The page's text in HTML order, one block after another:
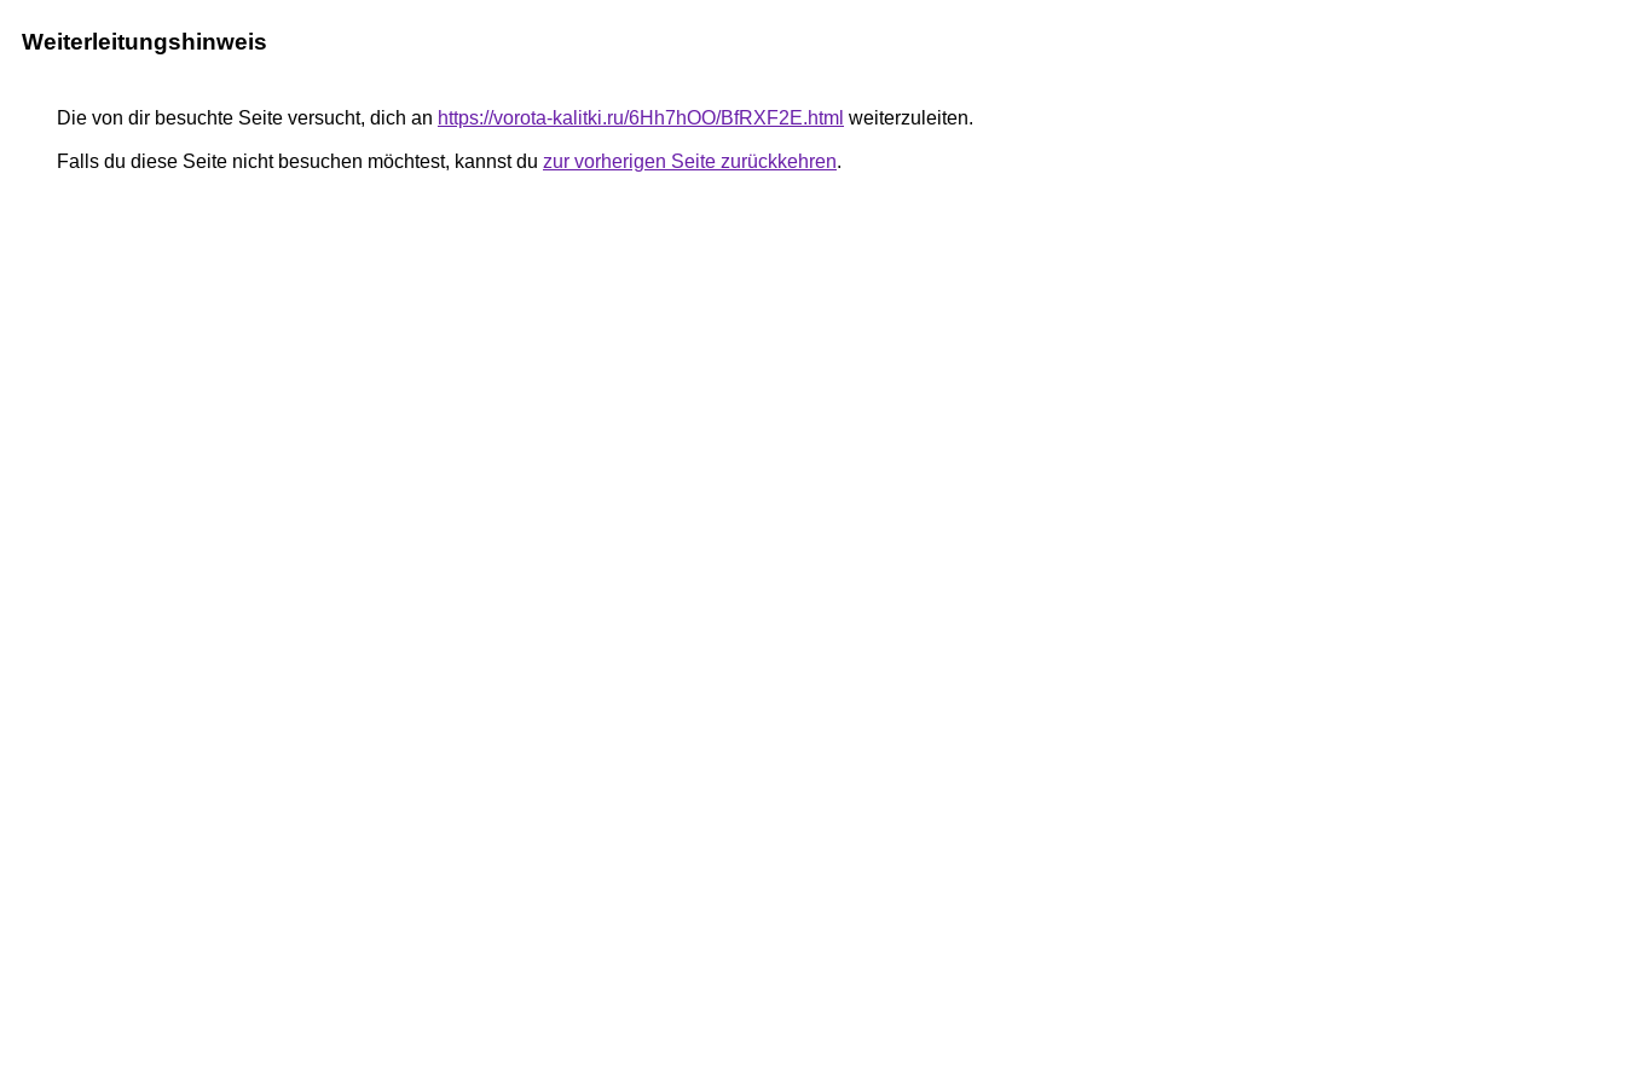
Weiterleitungshinweis
Die von dir besuchte Seite versucht, dich an https://vorota-kalitki.ru/6Hh7hOO/BfRXF2E.html weiterzuleiten.
Falls du diese Seite nicht besuchen möchtest, kannst du zur vorherigen Seite zurückkehren.